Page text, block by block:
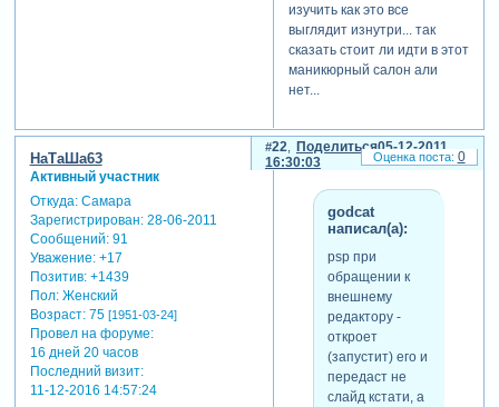
изучить как это все
выглядит изнутри... так
сказать стоит ли идти в этот
маникюрный салон али
нет...
Поделиться
22
05-12-2011
16:30:03
НаТаШа63
Активный участник
Откуда:Самара
Зарегистрирован: 28-06-2011
Сообщений:91
Уважение: +17
Позитив: +1439
Пол:Женский
Возраст:75 [1951-03-24]
Провел на форуме:
16 дней 20 часов
Последний визит:
11-12-2016 14:57:24
godcat
написал(а):
psp при
обращении к
внешнему
редактору -
откроет
(запустит) его и
передаст не
слайд кстати, а
0